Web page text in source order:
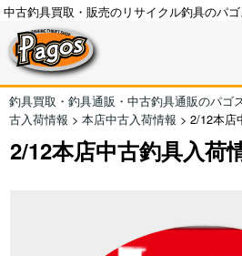
中古釣具買取・販売のリサイクル釣具のパ
釣具買取・釣具通販・中古釣具通販のパゴ
古入荷情報 > 本店中古入荷情報 > 2/12本店
2/12本店中古釣具入荷